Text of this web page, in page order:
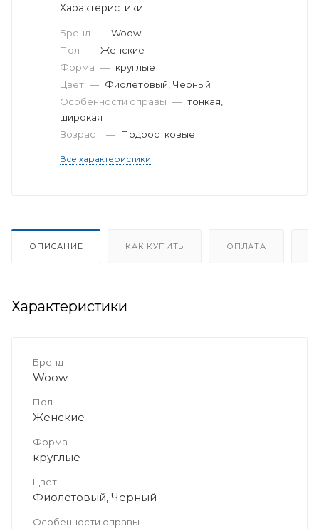
Характеристики
Бренд — Woow
Пол — Женские
Форма — круглые
Цвет — Фиолетовый, Черный
Особенности оправы — тонкая,
широкая
Возраст — Подростковые
Все характеристики
ОПИСАНИЕ КАК КУПИТЬ ОПЛАТА
Характеристики
Бренд
Woow
Пол
Женские
Форма
круглые
Цвет
Фиолетовый, Черный
Особенности оправы